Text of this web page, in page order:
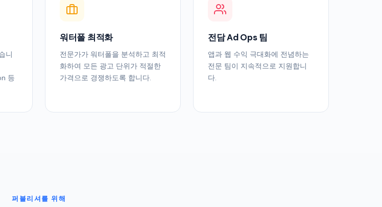
니
등
워터폴 최적화
전문가가 워터폴을 분석하고 최적
화하여 모든 광고 단위가 적절한
가격으로 경쟁하도록 합니다.
전담 Ad Ops 팀
앱과 웹 수익 극대화에 전념하는
전문 팀이 지속적으로 지원합니
다.
퍼블리셔를 위해